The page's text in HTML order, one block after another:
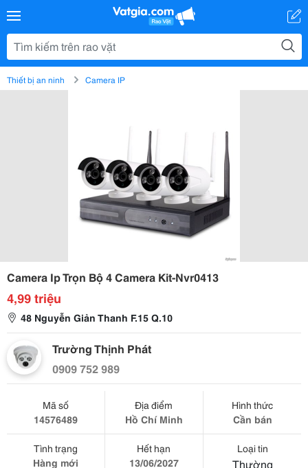
Thiết bị an ninh Camera IP
Camera Ip Trọn Bộ 4 Camera Kit-Nvr0413
4,99 triệu
48 Nguyễn Giản Thanh F.15 Q.10
Trường Thịnh Phát
0909 752 989
Mã số
14576489
Địa điểm
Hồ Chí Minh
Hình thức
Cần bán
Tình trạng
Hàng mới
Hết hạn
13/06/2027
Loại tin
Thường